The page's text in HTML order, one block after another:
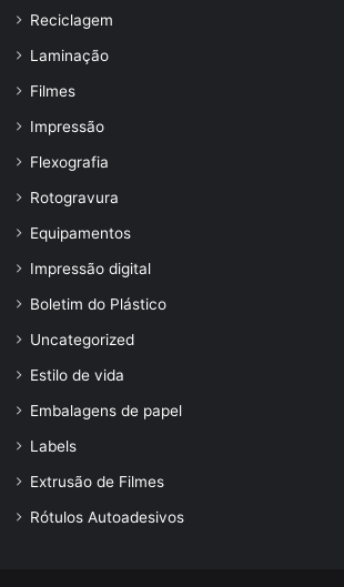
Reciclagem
Laminação
Filmes
Impressão
Flexografia
Rotogravura
Equipamentos
Impressão digital
Boletim do Plástico
Uncategorized
Estilo de vida
Embalagens de papel
Labels
Extrusão de Filmes
Rótulos Autoadesivos